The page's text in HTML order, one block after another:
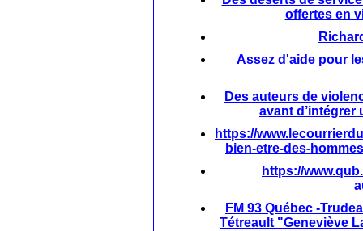
offertes en
Assez d'aide pour
Des auteurs de
avant d’intégrer
https://
bien-etre-des-
https://
FM 93 Québec -
Tétreault "Geneviève